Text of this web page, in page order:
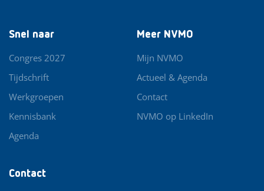
Contact
Snel naar
Congres 2027
Tijdschrift
Werkgroepen
Kennisbank
Agenda
Meer NVMO
Mijn NVMO
Actueel & Agenda
Contact
NVMO op LinkedIn